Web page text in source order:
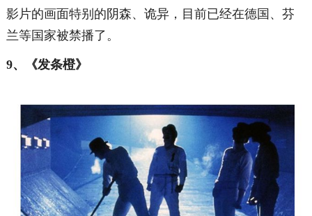
影片的画面特别的阴森、诡异，目前已经在德国、芬
兰等国家被禁播了。
9、《发条橙》